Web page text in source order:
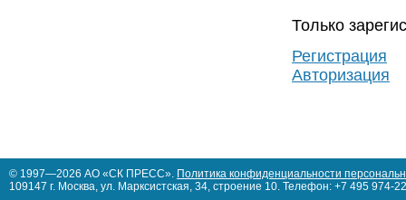
Только
Регистрация
Авторизация
© 1997—2026 АО «СК ПРЕСС». Политика конфиденциальности
109147 г. Москва, ул. Марксистская, 34, строение 10. Телефон: +7 495 974-